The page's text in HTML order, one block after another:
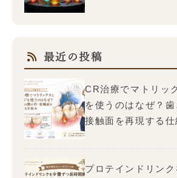
最近の投稿
CR治療でマトリッ
を使うのはなぜ？歯
接触面を再現する仕
プロテインドリン